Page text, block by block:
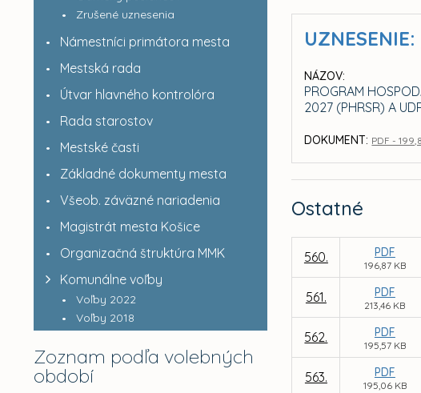
Zrušené uznesenia
Námestníci primátora mesta
Mestská rada
Útvar hlavného kontrolóra
Rada starostov
Mestské časti
Základné dokumenty mesta
Všeob. záväzné nariadenia
Magistrát mesta Košice
Organizačná štruktúra MMK
Komunálne voľby
Voľby 2022
Voľby 2018
Zoznam podľa volebných
období
UZNESENIE:
NÁZOV:
PROGRAM
2027 (PHRSR) A
DOKUMENT: PDF -
Ostatné
560. PDF
196,87 KB
561. PDF
213,46 KB
562. PDF
195,57 KB
563. PDF
195,06 KB